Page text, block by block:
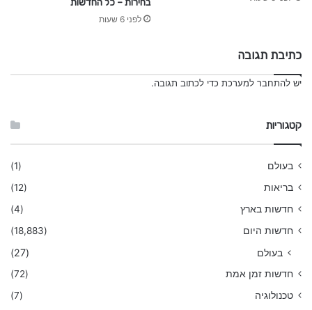
לפני 6 שעות
כתיבת תגובה
יש להתחבר למערכת כדי לכתוב תגובה.
קטגוריות
בעולם
(1)
בריאות
(12)
חדשות בארץ
(4)
חדשות היום
(18,883)
בעולם (27)
חדשות זמן אמת
(72)
טכנולוגיה
(7)